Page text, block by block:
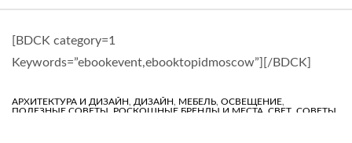
[BDCK category=1
Keywords=”ebookevent,ebooktopidmoscow”][/BDCK]
АРХИТЕКТУРА И ДИЗАЙН, ДИЗАЙН, МЕБЕЛЬ, ОСВЕЩЕНИЕ,
ПОЛЕЗНЫЕ СОВЕТЫ РОСКОШНЫЕ БРЕНДЫ И МЕСТА СВЕТ СОВЕТЫ